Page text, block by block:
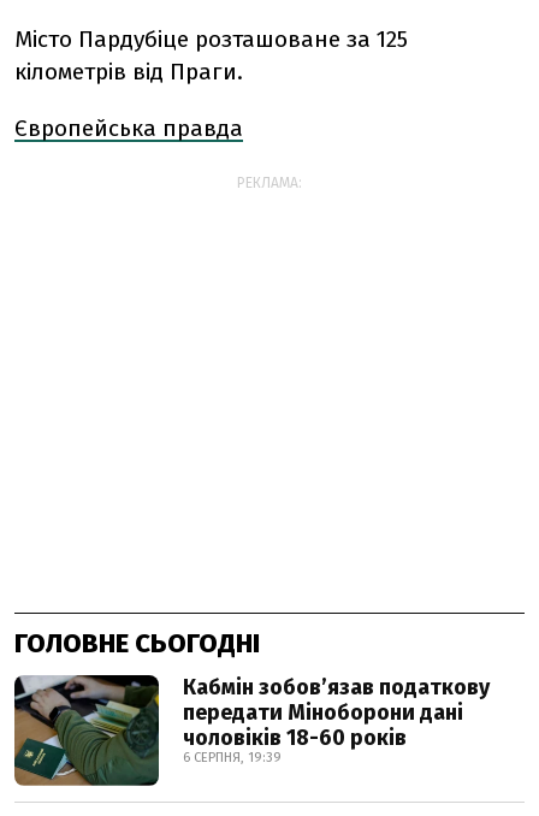
Місто Пардубіце розташоване за 125
кілометрів від Праги.
Європейська правда
РЕКЛАМА:
ГОЛОВНЕ СЬОГОДНІ
Кабмін зобовʼязав податкову
передати Міноборони дані
чоловіків 18-60 років
6 СЕРПНЯ, 19:39